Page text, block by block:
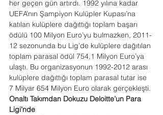
her geçen gün artırdı. 1992 yılına kadar
UEFA’nın Şampiyon Kulüpler Kupası’na
katılan kulüplere dağıttığı toplam başarı
ödülü 100 Milyon Euro’yu bulmazken, 2011-
12 sezonunda bu Lig’de kulüplere dağıtılan
toplam parasal ödül 754,1 Milyon Euro’ya
ulaştı. Bu organizasyonun 1992-2012 arası
kulüplere dağıttığı toplam parasal tutar ise
7 Milyar 654 Milyon Euro olarak gerçekleşti.
Onaltı Takımdan Dokuzu Deloitte’un Para
Ligi’nde